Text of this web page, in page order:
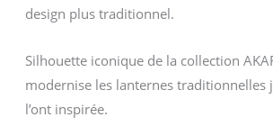
design plus traditionnel.
Silhouette iconique de la collection
modernise les lanternes traditionnelles
l’ont inspirée.